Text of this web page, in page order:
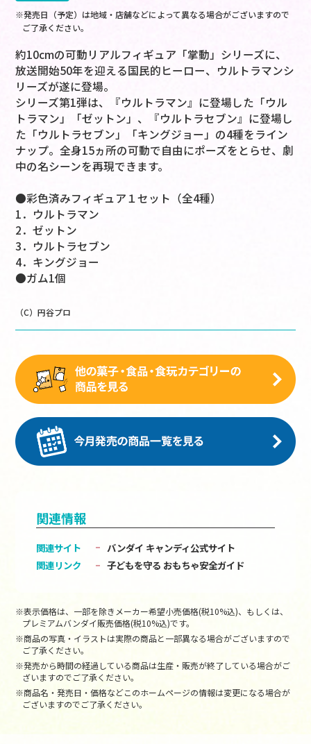
※発売日（予定）は地域・店舗などによって異なる場合がございますので
ご了承ください。
約10cmの可動リアルフィギュア「掌動」シリーズに、
放送開始50年を迎える国民的ヒーロー、ウルトラマンシ
リーズが遂に登場。
シリーズ第1弾は、『ウルトラマン』に登場した「ウル
トラマン」「ゼットン」、『ウルトラセブン』に登場し
た「ウルトラセブン」「キングジョー」の4種をライン
ナップ。全身15ヵ所の可動で自由にポーズをとらせ、劇
中の名シーンを再現できます。
●彩色済みフィギュア１セット（全4種）
1．ウルトラマン
2．ゼットン
3．ウルトラセブン
4．キングジョー
●ガム1個
（C）円谷プロ
関連情報
関連サイト
バンダイ キャンディ公式サイト
関連リンク
子どもを守る おもちゃ安全ガイド
※表示価格は、一部を除きメーカー希望小売価格(税10%込)、もしくは、
プレミアムバンダイ販売価格(税10%込)です。
※商品の写真・イラストは実際の商品と一部異なる場合がございますので
ご了承ください。
※発売から時間の経過している商品は生産・販売が終了している場合がご
ざいますのでご了承ください。
※商品名・発売日・価格などこのホームページの情報は変更になる場合が
ございますのでご了承ください。